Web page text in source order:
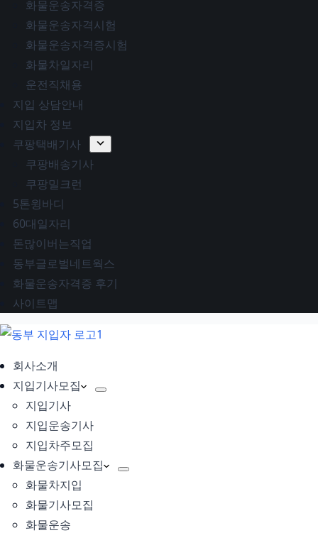
화물운송자격증
화물운송자격시험
화물운송자격증시험
화물차일자리
운전직채용
지입 상담안내
지입차 정보
쿠팡택배기사
쿠팡배송기사
쿠팡밀크런
5톤윙바디
60대일자리
돈많이버는직업
동부글로벌네트웍스
화물운송자격증 후기
사이트맵
회사소개
지입기사모집
지입기사
지입운송기사
지입차주모집
화물운송기사모집
화물차지입
화물기사모집
화물운송